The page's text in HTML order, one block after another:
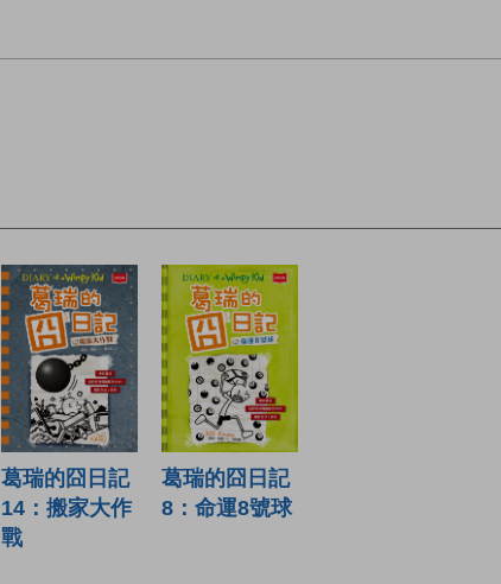
葛瑞的囧日記
14：搬家大作
戰
葛瑞的囧日記
8：命運8號球